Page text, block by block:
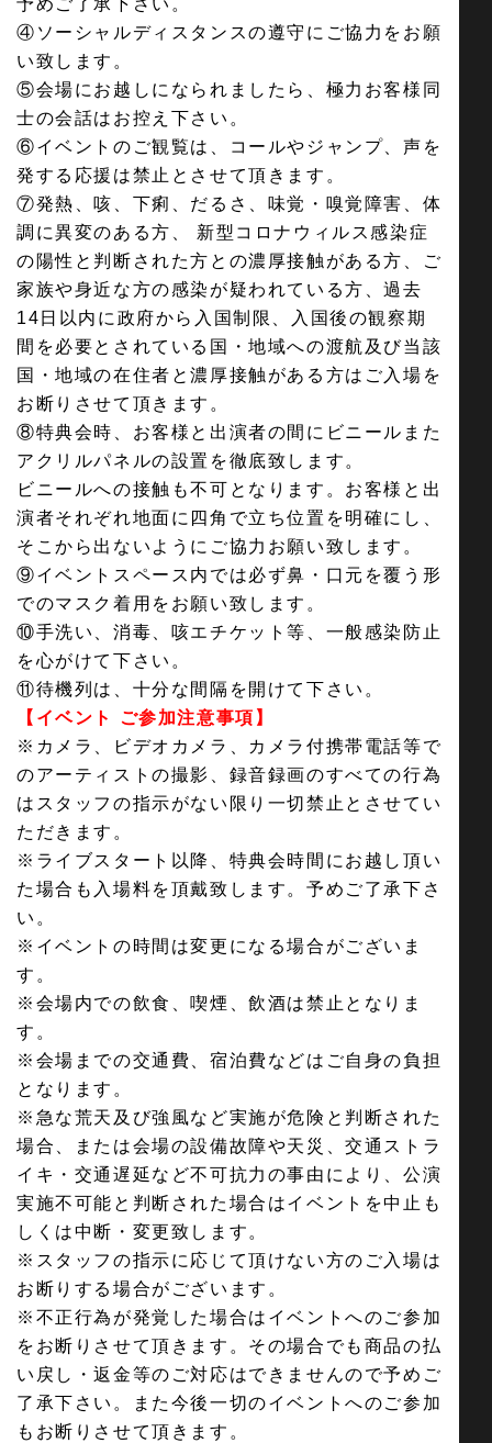
予めご了承下さい。
④ソーシャルディスタンスの遵守にご協力をお願
い致します。
⑤会場にお越しになられましたら、極力お客様同
士の会話はお控え下さい。
⑥イベントのご観覧は、コールやジャンプ、声を
発する応援は禁止とさせて頂きます。
⑦発熱、咳、下痢、だるさ、味覚・嗅覚障害、体
調に異変のある方、 新型コロナウィルス感染症
の陽性と判断された方との濃厚接触がある方、ご
家族や身近な方の感染が疑われている方、過去
14日以内に政府から入国制限、入国後の観察期
間を必要とされている国・地域への渡航及び当該
国・地域の在住者と濃厚接触がある方はご入場を
お断りさせて頂きます。
⑧特典会時、お客様と出演者の間にビニールまた
アクリルパネルの設置を徹底致します。
ビニールへの接触も不可となります。お客様と出
演者それぞれ地面に四角で立ち位置を明確にし、
そこから出ないようにご協力お願い致します。
⑨イベントスペース内では必ず鼻・口元を覆う形
でのマスク着用をお願い致します。
⑩手洗い、消毒、咳エチケット等、一般感染防止
を心がけて下さい。
⑪待機列は、十分な間隔を開けて下さい。
【イベント ご参加注意事項】
※カメラ、ビデオカメラ、カメラ付携帯電話等で
のアーティストの撮影、録音録画のすべての行為
はスタッフの指示がない限り一切禁止とさせてい
ただきます。
※ライブスタート以降、特典会時間にお越し頂い
た場合も入場料を頂戴致します。予めご了承下さ
い。
※イベントの時間は変更になる場合がございま
す。
※会場内での飲食、喫煙、飲酒は禁止となりま
す。
※会場までの交通費、宿泊費などはご自身の負担
となります。
※急な荒天及び強風など実施が危険と判断された
場合、または会場の設備故障や天災、交通ストラ
イキ・交通遅延など不可抗力の事由により、公演
実施不可能と判断された場合はイベントを中止も
しくは中断・変更致します。
※スタッフの指示に応じて頂けない方のご入場は
お断りする場合がございます。
※不正行為が発覚した場合はイベントへのご参加
をお断りさせて頂きます。その場合でも商品の払
い戻し・返金等のご対応はできませんので予めご
了承下さい。また今後一切のイベントへのご参加
もお断りさせて頂きます。